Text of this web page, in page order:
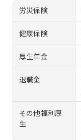
労災保険
健康保険
厚生年金
退職金
その他福利厚
生